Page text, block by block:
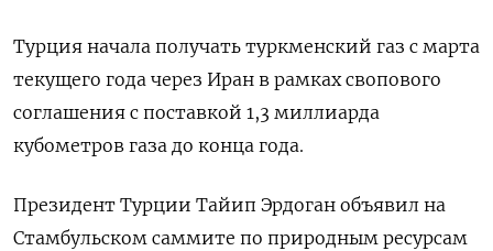
Турция начала получать туркменский газ с марта
текущего года через Иран в рамках свопового
соглашения с поставкой 1,3 миллиарда
кубометров газа до конца года.
Президент Турции Тайип Эрдоган объявил на
Стамбульском саммите по природным ресурсам